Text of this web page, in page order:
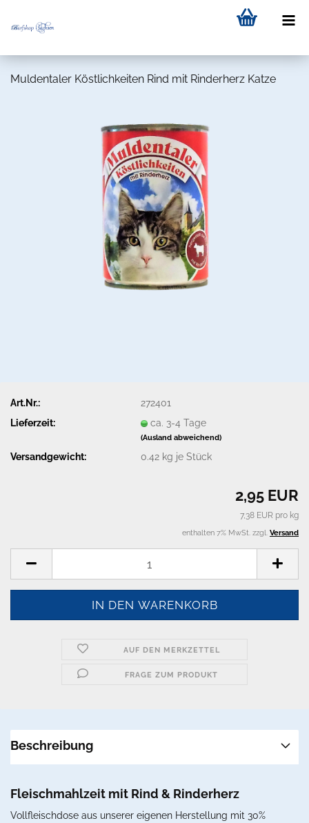
Muldentaler Köstlichkeiten Rind mit Rinderherz Katze
Art.Nr.:
272401
Lieferzeit:
ca. 3-4 Tage
(Ausland abweichend)
Versandgewicht: 0.42 kg je Stück
2,95 EUR
7,38 EUR pro kg
enthalten 7% MwSt. zzgl. Versand
AUF DEN MERKZETTEL
FRAGE ZUM PRODUKT
Beschreibung
Fleischmahlzeit mit Rind & Rinderherz
Vollfleischdose aus unserer eigenen Herstellung mit 30%